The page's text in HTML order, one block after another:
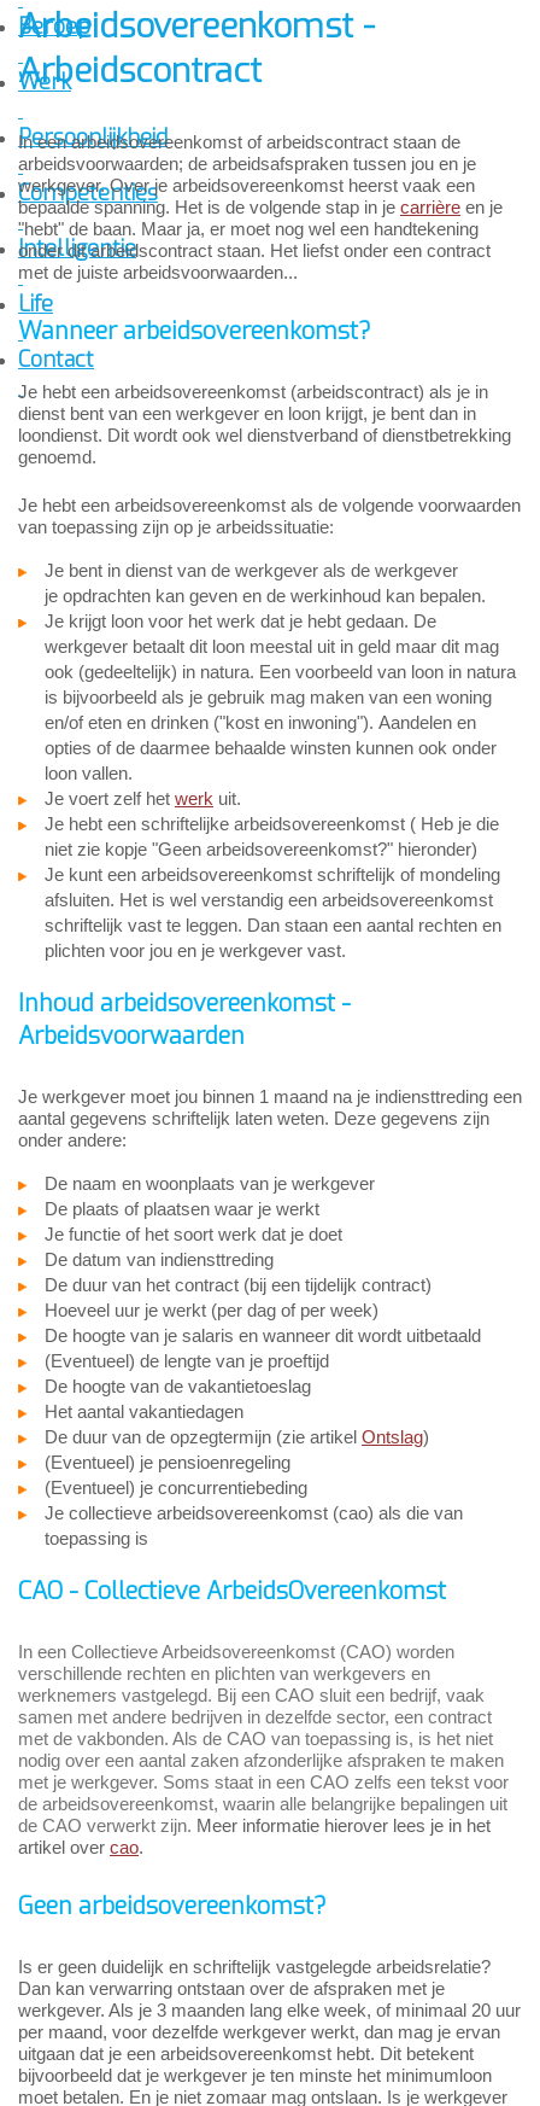
Beroep
Werk
Persoonlijkheid
Competenties
Intelligentie
Life
Contact
Arbeidsovereenkomst -
Arbeidscontract
In een arbeidsovereenkomst of arbeidscontract staan de
arbeidsvoorwaarden; de arbeidsafspraken tussen jou en je
werkgever. Over je arbeidsovereenkomst heerst vaak een
bepaalde spanning. Het is de volgende stap in je carrière en je
"hebt" de baan. Maar ja, er moet nog wel een handtekening
onder dit arbeidscontract staan. Het liefst onder een contract
met de juiste arbeidsvoorwaarden...
Wanneer arbeidsovereenkomst?
Je hebt een arbeidsovereenkomst (arbeidscontract) als je in
dienst bent van een werkgever en loon krijgt, je bent dan in
loondienst. Dit wordt ook wel dienstverband of dienstbetrekking
genoemd.
Je hebt een arbeidsovereenkomst als de volgende voorwaarden
van toepassing zijn op je arbeidssituatie:
Je bent in dienst van de werkgever als de werkgever
je opdrachten kan geven en de werkinhoud kan bepalen.
Je krijgt loon voor het werk dat je hebt gedaan. De
werkgever betaalt dit loon meestal uit in geld maar dit mag
ook (gedeeltelijk) in natura. Een voorbeeld van loon in natura
is bijvoorbeeld als je gebruik mag maken van een woning
en/of eten en drinken ("kost en inwoning"). Aandelen en
opties of de daarmee behaalde winsten kunnen ook onder
loon vallen.
Je voert zelf het werk uit.
Je hebt een schriftelijke arbeidsovereenkomst ( Heb je die
niet zie kopje "Geen arbeidsovereenkomst?" hieronder)
Je kunt een arbeidsovereenkomst schriftelijk of mondeling
afsluiten. Het is wel verstandig een arbeidsovereenkomst
schriftelijk vast te leggen. Dan staan een aantal rechten en
plichten voor jou en je werkgever vast.
Inhoud arbeidsovereenkomst -
Arbeidsvoorwaarden
Je werkgever moet jou binnen 1 maand na je indiensttreding een
aantal gegevens schriftelijk laten weten. Deze gegevens zijn
onder andere:
De naam en woonplaats van je werkgever
De plaats of plaatsen waar je werkt
Je functie of het soort werk dat je doet
De datum van indiensttreding
De duur van het contract (bij een tijdelijk contract)
Hoeveel uur je werkt (per dag of per week)
De hoogte van je salaris en wanneer dit wordt uitbetaald
(Eventueel) de lengte van je proeftijd
De hoogte van de vakantietoeslag
Het aantal vakantiedagen
De duur van de opzegtermijn (zie artikel Ontslag)
(Eventueel) je pensioenregeling
(Eventueel) je concurrentiebeding
Je collectieve arbeidsovereenkomst (cao) als die van
toepassing is
CAO - Collectieve ArbeidsOvereenkomst
In een Collectieve Arbeidsovereenkomst (CAO) worden
verschillende rechten en plichten van werkgevers en
werknemers vastgelegd. Bij een CAO sluit een bedrijf, vaak
samen met andere bedrijven in dezelfde sector, een contract
met de vakbonden. Als de CAO van toepassing is, is het niet
nodig over een aantal zaken afzonderlijke afspraken te maken
met je werkgever. Soms staat in een CAO zelfs een tekst voor
de arbeidsovereenkomst, waarin alle belangrijke bepalingen uit
de CAO verwerkt zijn. Meer informatie hierover lees je in het
artikel over cao.
Geen arbeidsovereenkomst?
Is er geen duidelijk en schriftelijk vastgelegde arbeidsrelatie?
Dan kan verwarring ontstaan over de afspraken met je
werkgever. Als je 3 maanden lang elke week, of minimaal 20 uur
per maand, voor dezelfde werkgever werkt, dan mag je ervan
uitgaan dat je een arbeidsovereenkomst hebt. Dit betekent
bijvoorbeeld dat je werkgever je ten minste het minimumloon
moet betalen. En je niet zomaar mag ontslaan. Is je werkgever